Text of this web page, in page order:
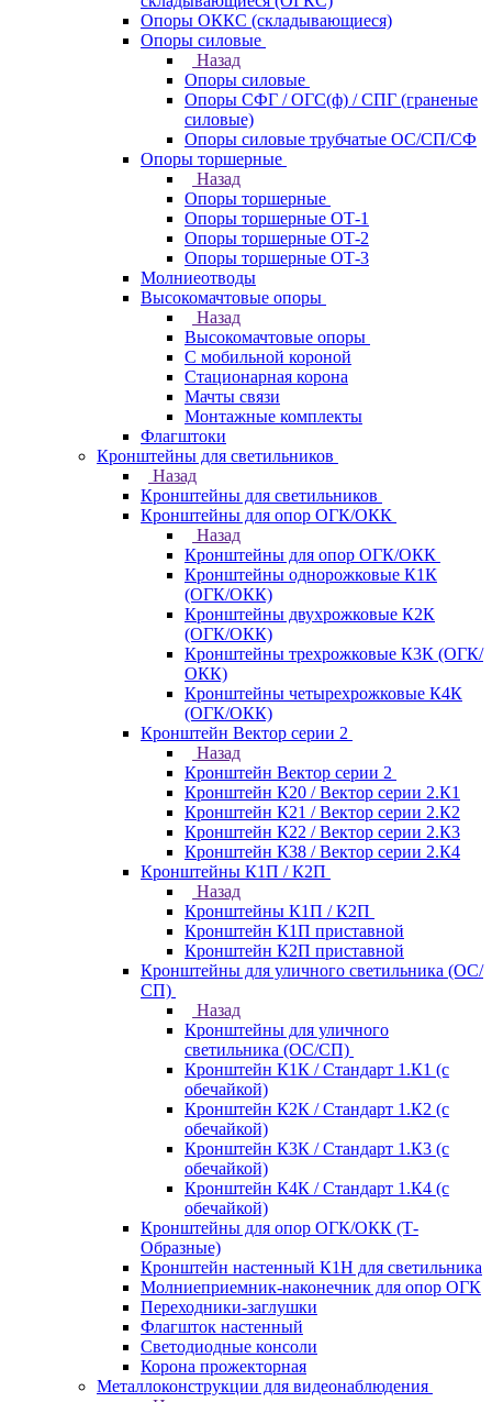
Опоры ОККС (складывающиеся)
Опоры силовые
Назад
Опоры силовые
Опоры СФГ / ОГС(ф) / СПГ (граненые
силовые)
Опоры силовые трубчатые ОС/СП/СФ
Опоры торшерные
Назад
Опоры торшерные
Опоры торшерные ОТ-1
Опоры торшерные ОТ-2
Опоры торшерные ОТ-3
Молниеотводы
Высокомачтовые опоры
Назад
Высокомачтовые опоры
С мобильной короной
Стационарная корона
Мачты связи
Монтажные комплекты
Флагштоки
Кронштейны для светильников
Назад
Кронштейны для светильников
Кронштейны для опор ОГК/ОКК
Назад
Кронштейны для опор ОГК/ОКК
Кронштейны однорожковые К1К
(ОГК/ОКК)
Кронштейны двухрожковые К2К
(ОГК/ОКК)
Кронштейны трехрожковые К3К (ОГК/
ОКК)
Кронштейны четырехрожковые К4К
(ОГК/ОКК)
Кронштейн Вектор серии 2
Назад
Кронштейн Вектор серии 2
Кронштейн К20 / Вектор серии 2.К1
Кронштейн К21 / Вектор серии 2.К2
Кронштейн К22 / Вектор серии 2.К3
Кронштейн К38 / Вектор серии 2.К4
Кронштейны К1П / К2П
Назад
Кронштейны К1П / К2П
Кронштейн К1П приставной
Кронштейн К2П приставной
Кронштейны для уличного светильника (ОС/
СП)
Назад
Кронштейны для уличного
светильника (ОС/СП)
Кронштейн К1К / Стандарт 1.К1 (с
обечайкой)
Кронштейн К2К / Стандарт 1.К2 (с
обечайкой)
Кронштейн К3К / Стандарт 1.К3 (с
обечайкой)
Кронштейн К4К / Стандарт 1.К4 (с
обечайкой)
Кронштейны для опор ОГК/ОКК (Т-
Образные)
Кронштейн настенный К1Н для светильника
Молниеприемник-наконечник для опор ОГК
Переходники-заглушки
Флагшток настенный
Светодиодные консоли
Корона прожекторная
Металлоконструкции для видеонаблюдения